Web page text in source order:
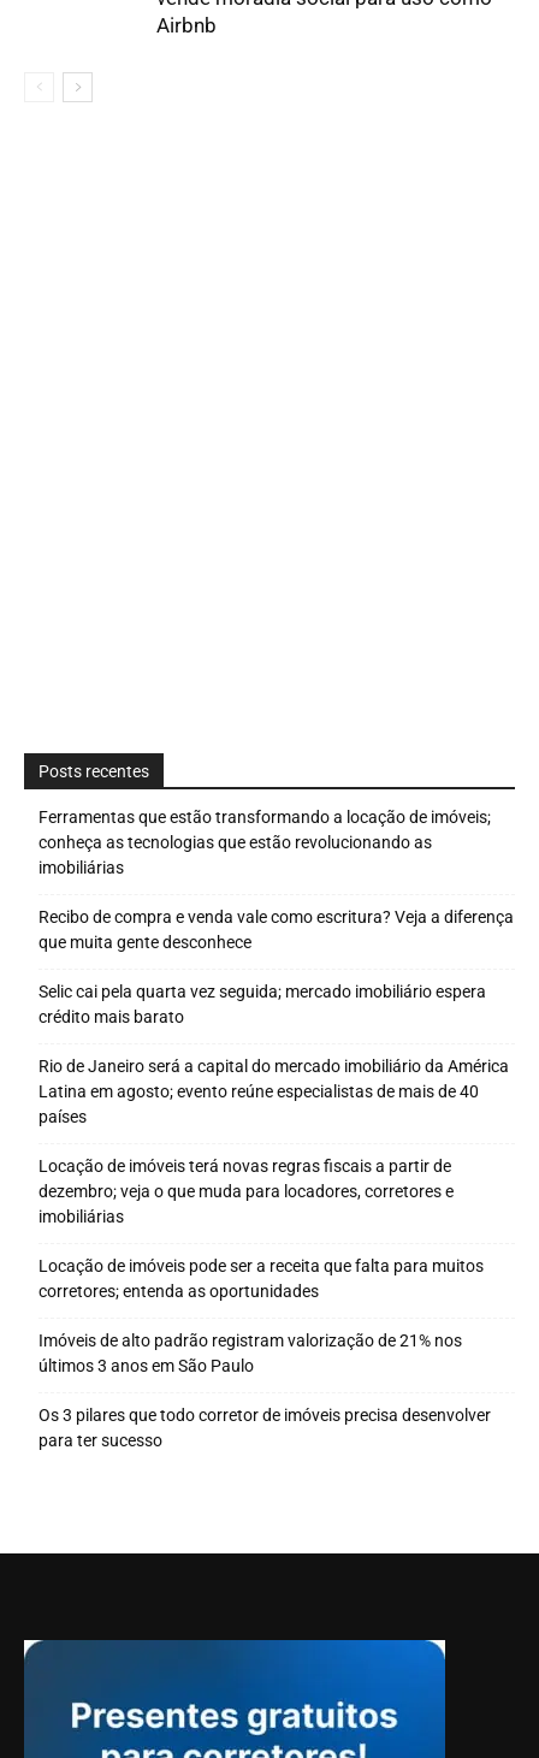
Airbnb
Posts recentes
Ferramentas que estão transformando a locação de imóveis;
conheça as tecnologias que estão revolucionando as
imobiliárias
Recibo de compra e venda vale como escritura? Veja a diferença
que muita gente desconhece
Selic cai pela quarta vez seguida; mercado imobiliário espera
crédito mais barato
Rio de Janeiro será a capital do mercado imobiliário da América
Latina em agosto; evento reúne especialistas de mais de 40
países
Locação de imóveis terá novas regras fiscais a partir de
dezembro; veja o que muda para locadores, corretores e
imobiliárias
Locação de imóveis pode ser a receita que falta para muitos
corretores; entenda as oportunidades
Imóveis de alto padrão registram valorização de 21% nos
últimos 3 anos em São Paulo
Os 3 pilares que todo corretor de imóveis precisa desenvolver
para ter sucesso